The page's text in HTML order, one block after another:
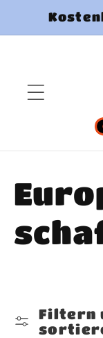
zum
Inhalt
K
a
e
Filtern